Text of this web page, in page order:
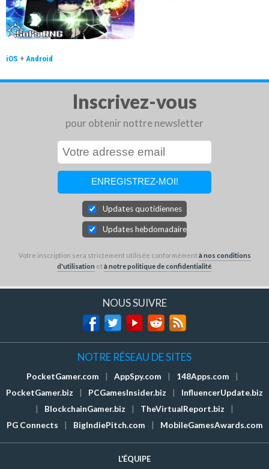
iOS + Android
Inscrivez-vous
pour obtenir nottre newsletter
Updates quotidiennes
Updates hebdomadaires
Votre inscription sera strictement utilisée conformémentà nos conditions
d'utilisation età notre politique de confidentialité.
NOUS SUIVRE
NOTRE RÉSEAU DE SITES
PocketGamer.com AppSpy.com 148Apps.com
PocketGamer.biz
PCGamesInsider.biz
InfluencerUpdate.biz
BlockchainGamer.biz TheVirtualReport.biz
PG Connects
BigIndiePitch.com MobileGamesAwards.com
L'ÉQUIPE